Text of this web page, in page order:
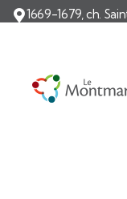
1669-1679, ch.